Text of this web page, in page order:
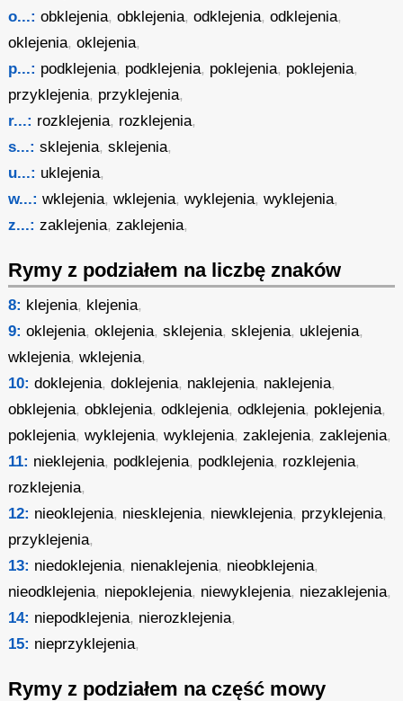
o...: obklejenia,obklejenia,odklejenia,odklejenia,
oklejenia,oklejenia,
p...: podklejenia, podklejenia, poklejenia, poklejenia,
przyklejenia, przyklejenia,
r...: rozklejenia, rozklejenia,
s...: sklejenia,sklejenia,
u...: uklejenia,
w...: wklejenia,wklejenia,wyklejenia,wyklejenia,
z...: zaklejenia,zaklejenia,
Rymy z podziałem na liczbę znaków
8: klejenia, klejenia,
9: oklejenia,oklejenia,sklejenia,sklejenia, uklejenia,
wklejenia,wklejenia,
10: doklejenia,doklejenia, naklejenia, naklejenia,
obklejenia,obklejenia,odklejenia,odklejenia, poklejenia,
poklejenia,wyklejenia,wyklejenia,zaklejenia,zaklejenia,
11: nieklejenia, podklejenia, podklejenia, rozklejenia,
rozklejenia,
12: nieoklejenia, niesklejenia, niewklejenia, przyklejenia,
przyklejenia,
13: niedoklejenia, nienaklejenia, nieobklejenia,
nieodklejenia, niepoklejenia, niewyklejenia, niezaklejenia,
14: niepodklejenia, nierozklejenia,
15: nieprzyklejenia,
Rymy z podziałem na część mowy